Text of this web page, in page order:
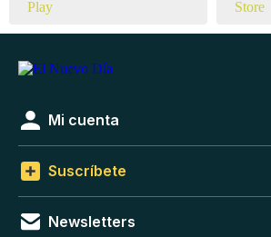
Mi cuenta
Suscríbete
Newsletters